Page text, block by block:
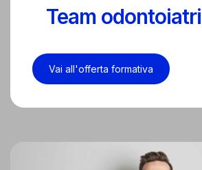
Team
Vai all'offerta formativa